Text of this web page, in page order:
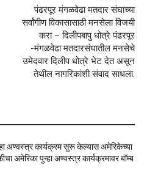
पंढरपूर मंगळवेढा मतदार संघाच्या
सर्वांगीण विकासासाठी मनसेला विजयी
करा – दिलीपबापु धोत्रे पंढरपूर
-मंगळवेढा मतदारसंघातील मनसेचे
उमेदवार दिलीप धोत्रे भेट देत असून
तेथील नागरिकांशी संवाद साधला.
अण्वस्त्र कार्यक्रम सुरू केल्यास अमेरिकेच्या
अमेरिका पुन्हा अण्वस्त्र कार्यक्रमावर बॉम्ब